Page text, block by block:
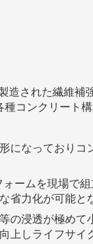
造された繊維補
コンクリート
になっておりコ
ームを現場で
省力化が可能と
の浸透が極めて
上しライフサイ